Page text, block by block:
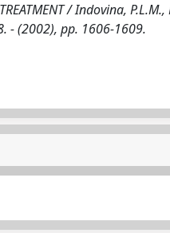
/ Indovina,
- (2002), pp. 1606-1609.